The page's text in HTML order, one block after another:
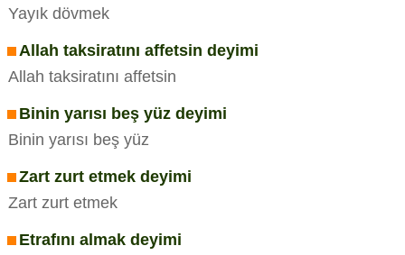
Yayık dövmek
Allah taksiratını affetsin deyimi
Allah taksiratını affetsin
Binin yarısı beş yüz deyimi
Binin yarısı beş yüz
Zart zurt etmek deyimi
Zart zurt etmek
Etrafını almak deyimi